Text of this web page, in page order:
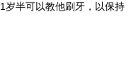
岁半可以教他刷牙，以保持